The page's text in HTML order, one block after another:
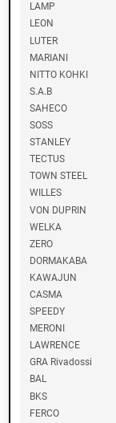
LAMP
LEON
LUTER
MARIANI
NITTO KOHKI
S.A.B
SAHECO
SOSS
STANLEY
TECTUS
TOWN STEEL
WILLES
VON DUPRIN
WELKA
ZERO
DORMAKABA
KAWAJUN
CASMA
SPEEDY
MERONI
LAWRENCE
GRA Rivadossi
BAL
BKS
FERCO
H
A
F
E
L
E
L
O
W
O
O
D
R
X
S
O
U
N